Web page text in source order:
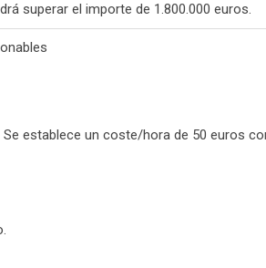
superar el importe de 1.800.000 euros.
establece un coste/hora de 50 euros